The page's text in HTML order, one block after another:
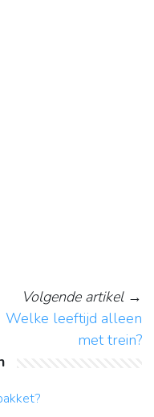
Volgende artikel→
Welke leeftijd alleen
met trein?